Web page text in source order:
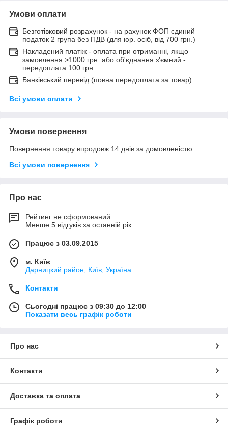
Умови оплати
Безготівковий розрахунок - на рахунок ФОП єдиний
податок 2 група без ПДВ (для юр. осіб, від 700 грн.)
Накладений платіж - оплата при отриманні, якщо
замовлення >1000 грн. або об'єднання з'ємний -
передоплата 100 грн.
Банківський перевід (повна передоплата за товар)
Всі умови оплати
Умови повернення
Повернення товару впродовж 14 днів за домовленістю
Всі умови повернення
Про нас
Рейтинг не сформований
Менше 5 відгуків за останній рік
Працює з 03.09.2015
м. Київ
Дарницкий район, Київ, Україна
Контакти
Сьогодні працює з 09:30 до 12:00
Показати весь графік роботи
Про нас
Контакти
Доставка та оплата
Графік роботи